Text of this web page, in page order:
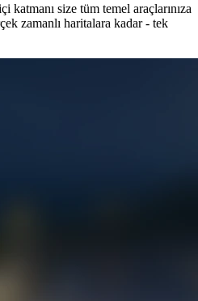
katmanı size tüm temel araçlarınıza
zamanlı haritalara kadar - tek